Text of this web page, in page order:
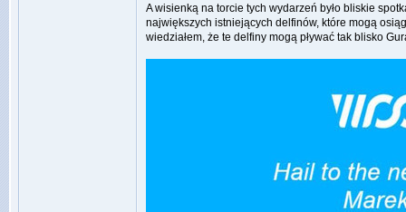
A wisienką na torcie tych wydarzeń było bliskie
największych istniejących delfinów, które mogą
wiedziałem, że te delfiny mogą pływać tak blisko